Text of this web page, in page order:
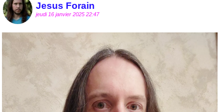
Jesus Forain
jeudi 16 janvier 2025 22:47